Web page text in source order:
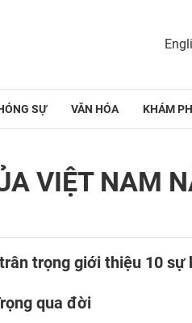
SỰ VĂN HÓA KHÁM
VIỆT NAM
trọng giới thiệu 10
qua đời